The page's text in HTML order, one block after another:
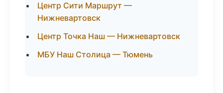
Центр Сити Маршрут —
Нижневартовск
Центр Точка Наш — Нижневартовск
МБУ Наш Столица — Тюмень